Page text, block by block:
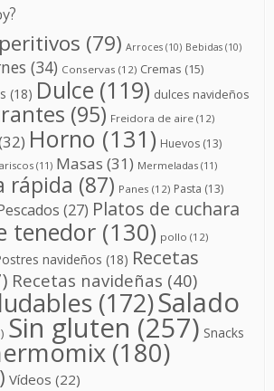
(79) Arroces (10) Bebidas (10)
(34) Conservas (12) Cremas (15)
(18) Dulce (119) dulces navideños
(95) Freidora de aire (12)
Horno (131) Huevos (13)
(11) Masas (31) Mermeladas (11)
rápida (87) Panes (12) Pasta (13)
(27) Platos de cuchara
tenedor (130) pollo (12)
navideños (18) Recetas
Recetas navideñas (40)
(172)Salado
Sin gluten (257) Snacks
(180)
Vídeos (22)